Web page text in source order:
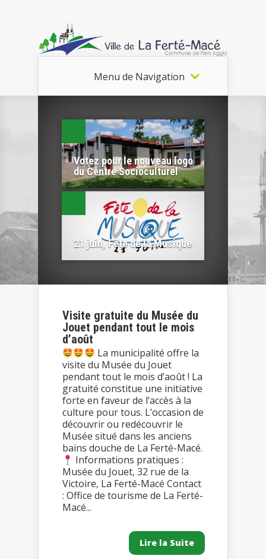
Menu de Navigation
Votez pour le nouveau logo
du Centre Socioculturel
21 juin, Fête de la Musique
Visite gratuite du Musée du
Jouet pendant tout le mois
d’août
La municipalité offre la
visite du Musée du Jouet
pendant tout le mois d’août ! La
gratuité constitue une initiative
forte en faveur de l’accès à la
culture pour tous. L’occasion de
découvrir ou redécouvrir le
Musée situé dans les anciens
bains douche de La Ferté-Macé.
Informations pratiques :
Musée du Jouet, 32 rue de la
Victoire, La Ferté-Macé Contact
: Office de tourisme de La Ferté-
Macé...
Lire la Suite